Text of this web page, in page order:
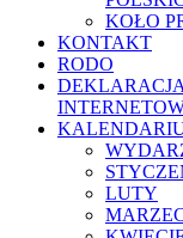
KOŁO
KONTAKT
RODO
LUTY